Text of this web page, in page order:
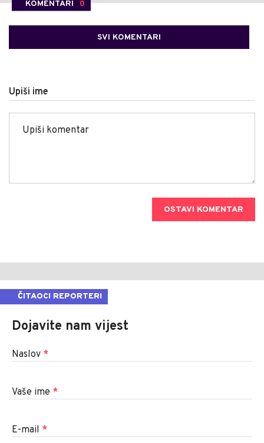
KOMENTARI 0
SVI KOMENTARI
Upiši ime
OSTAVI KOMENTAR
ČITAOCI REPORTERI
Dojavite nam vijest
Naslov *
Vaše ime *
E-mail *